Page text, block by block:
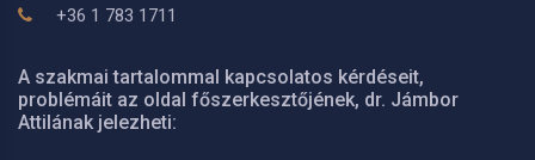
+36 1 783 1711
A szakmai tartalommal kapcsolatos kérdéseit,
problémáit az oldal főszerkesztőjének, dr. Jámbor
Attilának jelezheti: